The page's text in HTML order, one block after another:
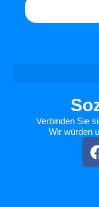
Verbinden Sie
Wir würden